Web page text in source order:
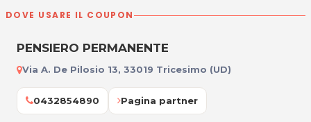
DOVE USARE IL COUPON
PENSIERO PERMANENTE
Via A. De Pilosio 13, 33019 Tricesimo (UD)
0432854890 Pagina partner